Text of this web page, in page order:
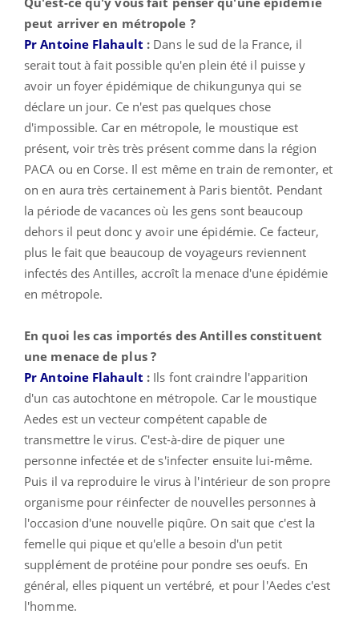
peut arriver en métropole ?
Pr Antoine Flahault : Dans le sud de la France, il
serait tout à fait possible qu'en plein été il puisse y
avoir un foyer épidémique de chikungunya qui se
déclare un jour. Ce n'est pas quelques chose
d'impossible. Car en métropole, le moustique est
présent, voir très très présent comme dans la région
PACA ou en Corse. Il est même en train de remonter, et
on en aura très certainement à Paris bientôt. Pendant
la période de vacances où les gens sont beaucoup
dehors il peut donc y avoir une épidémie. Ce facteur,
plus le fait que beaucoup de voyageurs reviennent
infectés des Antilles, accroît la menace d'une épidémie
en métropole.
En quoi les cas importés des Antilles constituent
une menace de plus ?
Pr Antoine Flahault : Ils font craindre l'apparition
d'un cas autochtone en métropole. Car le moustique
Aedes est un vecteur compétent capable de
transmettre le virus. C'est-à-dire de piquer une
personne infectée et de s'infecter ensuite lui-même.
Puis il va reproduire le virus à l'intérieur de son propre
organisme pour réinfecter de nouvelles personnes à
l'occasion d'une nouvelle piqûre. On sait que c'est la
femelle qui pique et qu'elle a besoin d'un petit
supplément de protéine pour pondre ses oeufs. En
général, elles piquent un vertébré, et pour l'Aedes c'est
l'homme.